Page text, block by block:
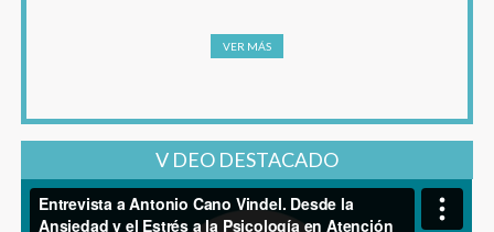
VER MÁS
V DEO DESTACADO